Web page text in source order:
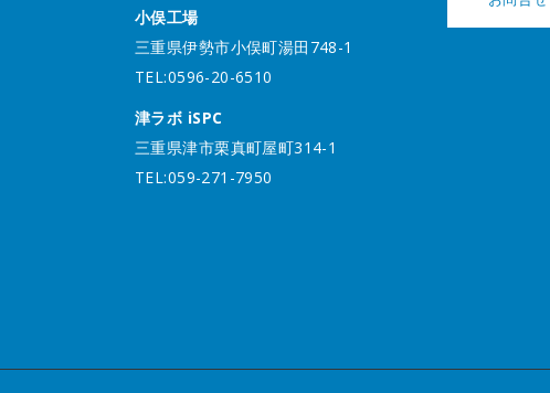
小俣工場
三重県伊勢市小俣町湯田748-1
TEL:0596-20-6510
津ラボ iSPC
三重県津市栗真町屋町314-1
TEL:059-271-7950